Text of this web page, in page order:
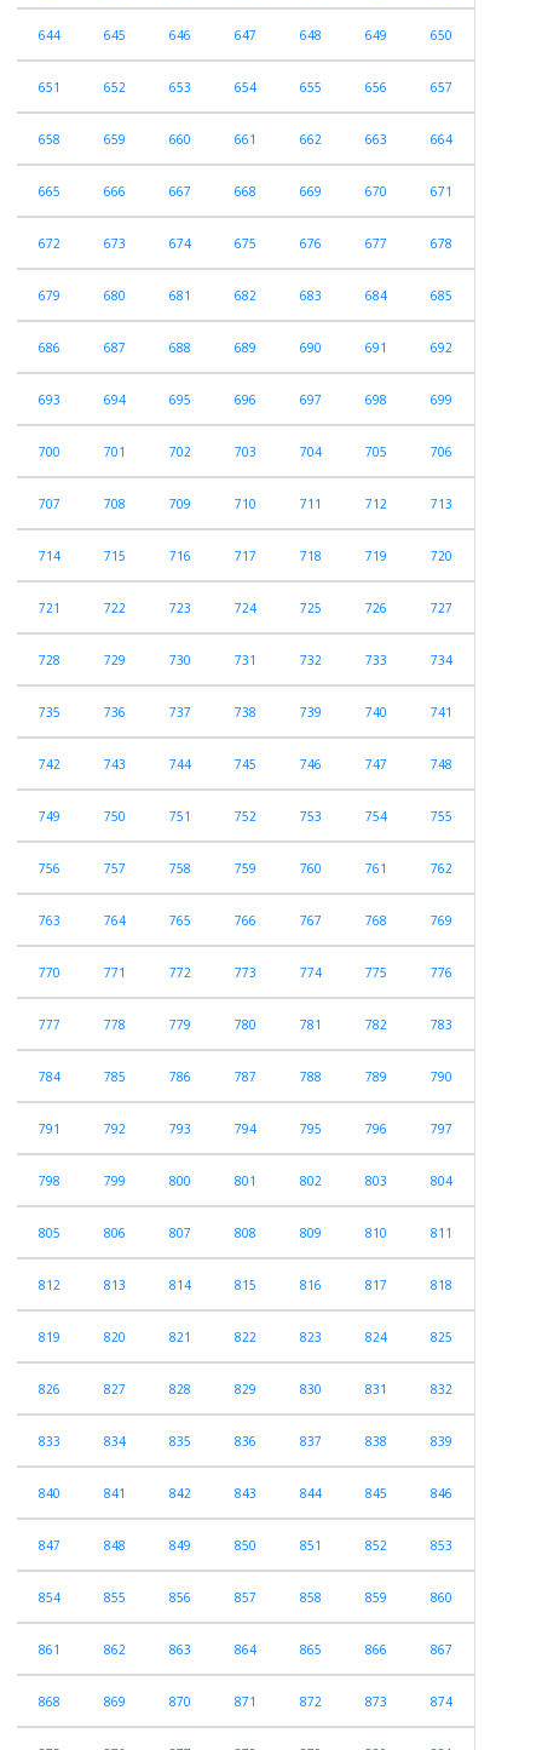
644 645 646 647 648 649 650
651 652 653 654 655 656 657
658 659 660 661 662 663 664
665 666 667 668 669 670 671
672 673 674 675 676 677 678
679 680 681 682 683 684 685
686 687 688 689 690 691 692
693 694 695 696 697 698 699
700 701 702 703 704 705 706
707 708 709 710 711 712 713
714 715 716 717 718 719 720
721 722 723 724 725 726 727
728 729 730 731 732 733 734
735 736 737 738 739 740 741
742 743 744 745 746 747 748
749 750 751 752 753 754 755
756 757 758 759 760 761 762
763 764 765 766 767 768 769
770 771 772 773 774 775 776
777 778 779 780 781 782 783
784 785 786 787 788 789 790
791 792 793 794 795 796 797
798 799 800 801 802 803 804
805 806 807 808 809 810 811
812 813 814 815 816 817 818
819 820 821 822 823 824 825
826 827 828 829 830 831 832
833 834 835 836 837 838 839
840 841 842 843 844 845 846
847 848 849 850 851 852 853
854 855 856 857 858 859 860
861 862 863 864 865 866 867
868 869 870 871 872 873 874